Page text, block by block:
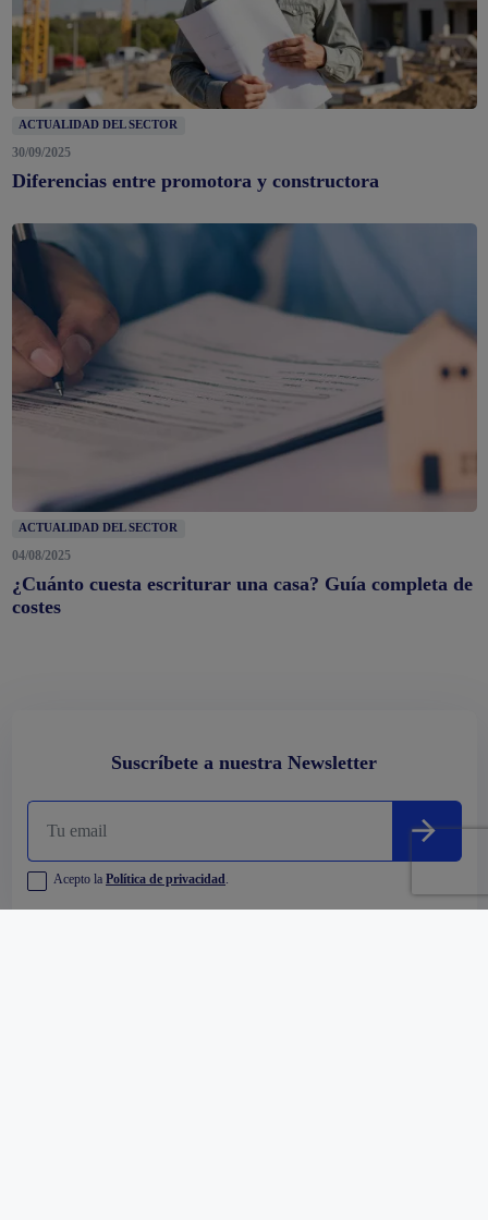
ACTUALIDAD DEL SECTOR
30/09/2025
Diferencias entre promotora y constructora
ACTUALIDAD DEL SECTOR
04/08/2025
¿Cuánto cuesta escriturar una casa? Guía completa de
costes
Suscríbete a nuestra Newsletter
Acepto la Política de privacidad.